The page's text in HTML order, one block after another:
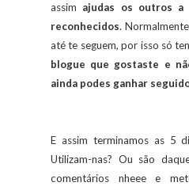
assim ajudas os outros a
reconhecidos.
até te seguem, por isso só
blogue que gostaste e
ainda podes ganhar
E assim terminamos as 5
Utilizam-nas? Ou são
comentários nheee e